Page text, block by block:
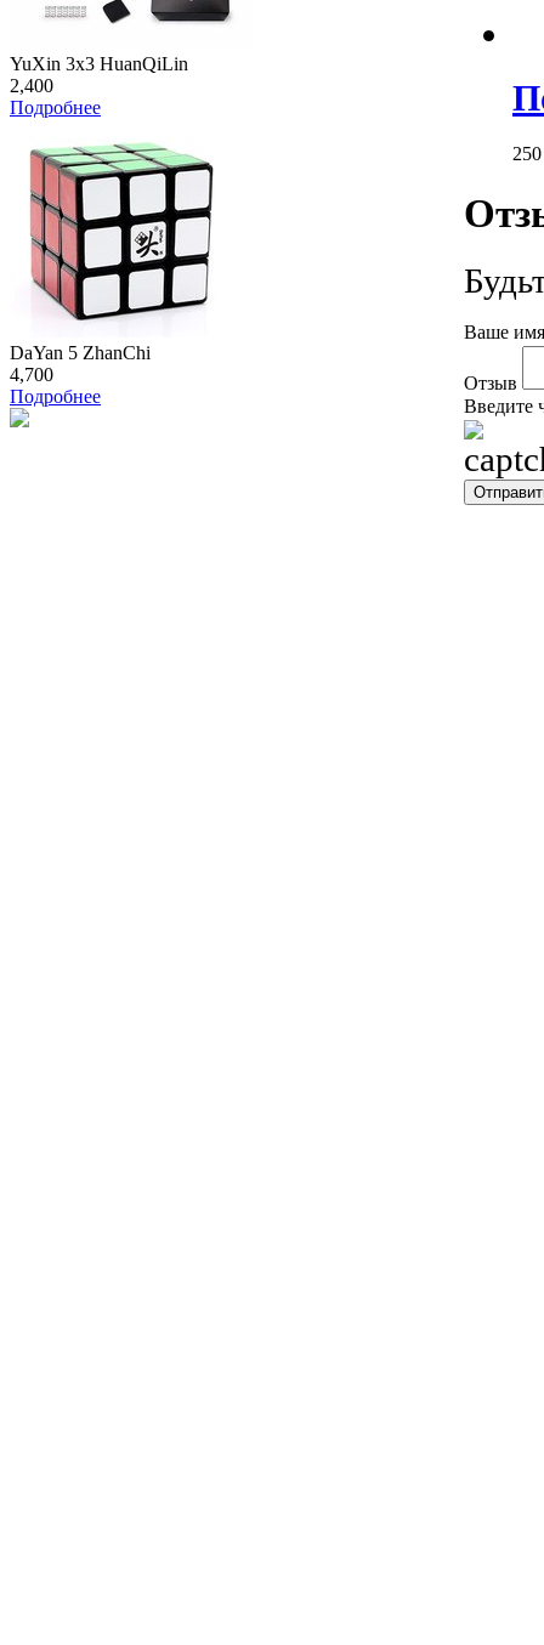
YuXin 3x3 HuanQiLin
2,400
Подробнее
DaYan 5 ZhanChi
4,700
Подробнее
Ваше
Отзыв
Введите